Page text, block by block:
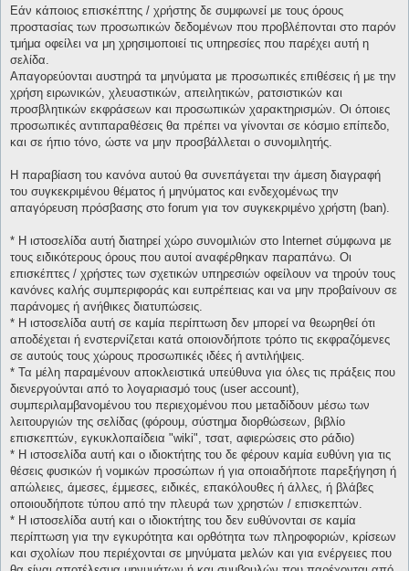
Εάν κάποιος επισκέπτης / χρήστης δε συμφωνεί με τους όρους
προστασίας των προσωπικών δεδομένων που προβλέπονται στο παρόν
τμήμα οφείλει να μη χρησιμοποιεί τις υπηρεσίες που παρέχει αυτή η
σελίδα.
Απαγορεύονται αυστηρά τα μηνύματα με προσωπικές επιθέσεις ή με την
χρήση ειρωνικών, χλευαστικών, απειλητικών, ρατσιστικών και
προσβλητικών εκφράσεων και προσωπικών χαρακτηρισμών. Οι όποιες
προσωπικές αντιπαραθέσεις θα πρέπει να γίνονται σε κόσμιο επίπεδο,
και σε ήπιο τόνο, ώστε να μην προσβάλλεται ο συνομιλητής.
Η παραβίαση του κανόνα αυτού θα συνεπάγεται την άμεση διαγραφή
του συγκεκριμένου θέματος ή μηνύματος και ενδεχομένως την
απαγόρευση πρόσβασης στο forum για τον συγκεκριμένο χρήστη (ban).
* H ιστοσελίδα αυτή διατηρεί χώρο συνομιλιών στο Internet σύμφωνα με
τους ειδικότερους όρους που αυτοί αναφέρθηκαν παραπάνω. Οι
επισκέπτες / χρήστες των σχετικών υπηρεσιών οφείλουν να τηρούν τους
κανόνες καλής συμπεριφοράς και ευπρέπειας και να μην προβαίνουν σε
παράνομες ή ανήθικες διατυπώσεις.
* H ιστοσελίδα αυτή σε καμία περίπτωση δεν μπορεί να θεωρηθεί ότι
αποδέχεται ή ενστερνίζεται κατά οποιονδήποτε τρόπο τις εκφραζόμενες
σε αυτούς τους χώρους προσωπικές ιδέες ή αντιλήψεις.
* Τα μέλη παραμένουν αποκλειστικά υπεύθυνα για όλες τις πράξεις που
διενεργούνται από το λογαριασμό τους (user account),
συμπεριλαμβανομένου του περιεχομένου που μεταδίδουν μέσω των
λειτουργιών της σελίδας (φόρουμ, σύστημα διορθώσεων, βιβλίο
επισκεπτών, εγκυκλοπαίδεια "wiki", τσατ, αφιερώσεις στο ράδιο)
* H ιστοσελίδα αυτή και ο ιδιοκτήτης του δε φέρουν καμία ευθύνη για τις
θέσεις φυσικών ή νομικών προσώπων ή για οποιαδήποτε παρεξήγηση ή
απώλειες, άμεσες, έμμεσες, ειδικές, επακόλουθες ή άλλες, ή βλάβες
οποιουδήποτε τύπου από την πλευρά των χρηστών / επισκεπτών.
* H ιστοσελίδα αυτή και ο ιδιοκτήτης του δεν ευθύνονται σε καμία
περίπτωση για την εγκυρότητα και ορθότητα των πληροφοριών, κρίσεων
και σχολίων που περιέχονται σε μηνύματα μελών και για ενέργειες που